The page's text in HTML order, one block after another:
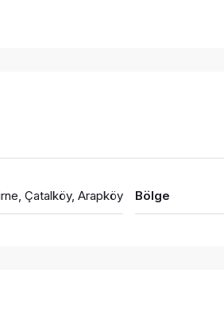
Çatalköy, Arapköy Bölge